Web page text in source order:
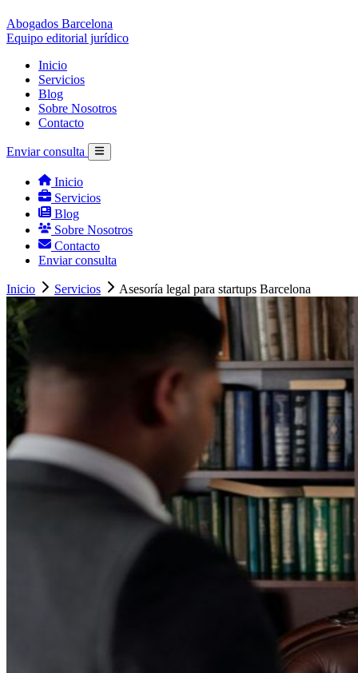
Abogados Barcelona
Equipo editorial jurídico
Inicio
Servicios
Blog
Sobre Nosotros
Contacto
Enviar consulta
Inicio
Servicios
Blog
Sobre Nosotros
Contacto
Enviar consulta
Inicio Servicios Asesoría legal para startups Barcelona